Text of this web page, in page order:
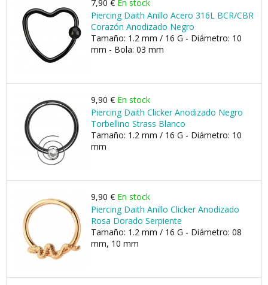
7,90 € En stock
Piercing Daith Anillo Acero 316L BCR/CBR
Corazón Anodizado Negro
Tamaño: 1.2 mm / 16 G - Diámetro: 10
mm - Bola: 03 mm
9,90 € En stock
Piercing Daith Clicker Anodizado Negro
Torbellino Strass Blanco
Tamaño: 1.2 mm / 16 G - Diámetro: 10
mm
9,90 € En stock
Piercing Daith Anillo Clicker Anodizado
Rosa Dorado Serpiente
Tamaño: 1.2 mm / 16 G - Diámetro: 08
mm, 10 mm